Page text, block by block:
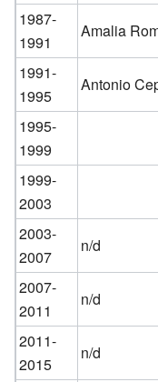
1987-
1991
Amalia
1991-
1995
Antonio
1995-
1999
1999-
2003
2003-
2007
n/d
2007-
2011
n/d
2011-
2015
n/d